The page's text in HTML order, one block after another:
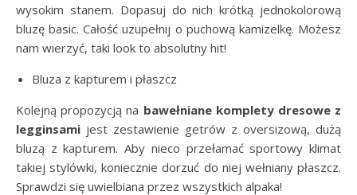
wysokim stanem. Dopasuj do nich krótką jednokolorową
bluzę basic. Całość uzupełnij o puchową kamizelkę. Możesz
nam wierzyć, taki look to absolutny hit!
Bluza z kapturem i płaszcz
Kolejną propozycją na bawełniane komplety dresowe z
legginsami jest zestawienie getrów z oversizową, dużą
bluzą z kapturem. Aby nieco przełamać sportowy klimat
takiej stylówki, koniecznie dorzuć do niej wełniany płaszcz.
Sprawdzi się uwielbiana przez wszystkich alpaka!